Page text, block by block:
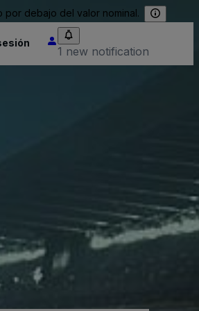
por debajo del valor nominal.
1 new notification